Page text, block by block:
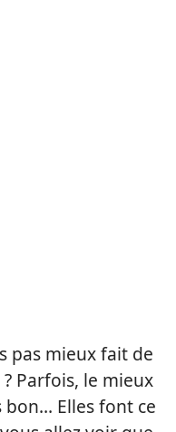
pas mieux fait de
Parfois, le mieux
bon… Elles font ce